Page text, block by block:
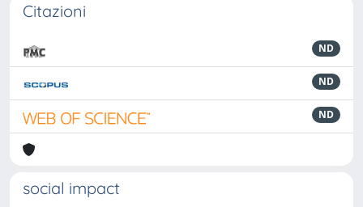
Citazioni
ND
ND
ND
social impact